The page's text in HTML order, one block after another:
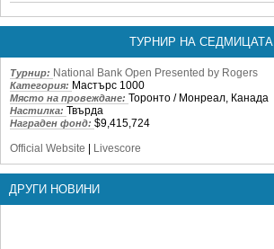
ТУРНИР НА СЕДМИЦАТА
Турнир: National Bank Open Presented by Rogers
Категория: Мастърс 1000
Място на провеждане: Торонто / Монреал, Канада
Настилка: Твърда
Награден фонд: $9,415,724
Official Website
Livescore
ДРУГИ НОВИНИ